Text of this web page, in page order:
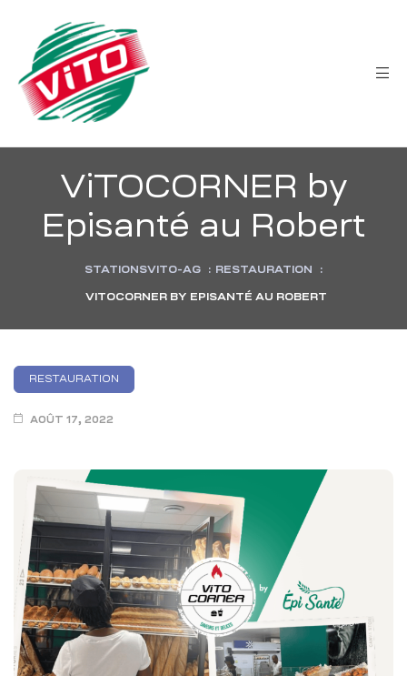
ViTOCORNER by
Episanté au Robert
STATIONSVITO-AG : RESTAURATION :
VITOCORNER BY EPISANTÉ AU ROBERT
RESTAURATION
AOÛT 17, 2022